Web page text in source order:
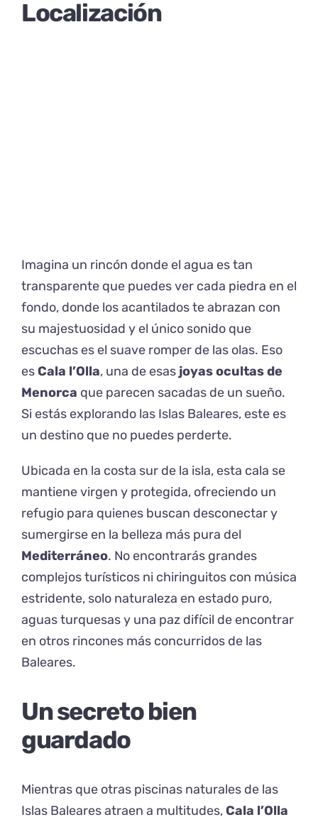
Localización
Imagina un rincón donde el agua es tan
transparente que puedes ver cada piedra en el
fondo, donde los acantilados te abrazan con
su majestuosidad y el único sonido que
escuchas es el suave romper de las olas. Eso
esCala l’Olla, una de esas joyas ocultas de
Menorca que parecen sacadas de un sueño.
Si estás explorando las Islas Baleares, este es
un destino que no puedes perderte.
Ubicada en la costa sur de la isla, esta cala se
mantiene virgen y protegida, ofreciendo un
refugio para quienes buscan desconectar y
sumergirse en la belleza más pura del
Mediterráneo. No encontrarás grandes
complejos turísticos ni chiringuitos con música
estridente, solo naturaleza en estado puro,
aguas turquesas y una paz difícil de encontrar
en otros rincones más concurridos de las
Baleares.
Un secreto bien
guardado
Mientras que otras piscinas naturales de las
Islas Baleares atraen a multitudes,Cala l’Olla